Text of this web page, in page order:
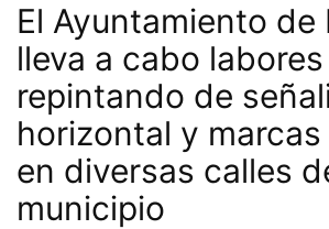
El Ayuntamiento de
lleva a cabo
repintando de
horizontal y
en diversas calles
municipio